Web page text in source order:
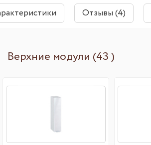
Отзывы (4)
Верхние модули (43 )